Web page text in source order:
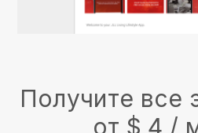
Получите все
от $ 4 /